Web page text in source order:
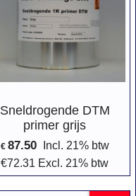
Sneldrogende DTM
primer grijs
€ 87.50
Incl. 21% btw
€72.31 Excl. 21% btw